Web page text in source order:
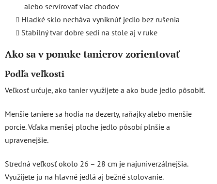
alebo servírovať viac chodov
Hladké sklo necháva vyniknúť jedlo bez rušenia
Stabilný tvar dobre sedí na stole aj v ruke
Ako sa v ponuke tanierov zorientovať
Podľa veľkosti
Veľkosť určuje, ako tanier využijete a ako bude jedlo pôsobiť.
Menšie taniere sa hodia na dezerty, raňajky alebo menšie
porcie. Vďaka menšej ploche jedlo pôsobí plnšie a
upravenejšie.
Stredná veľkosť okolo 26 – 28 cm je najuniverzálnejšia.
Využijete ju na hlavné jedlá aj bežné stolovanie.